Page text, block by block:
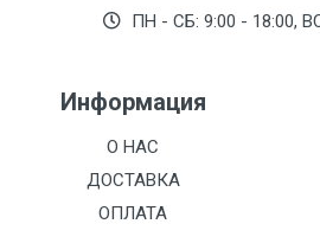
Write A Review
Review Stars
Your Name
ПН - СБ: 9:00 - 18:00,
Информация
О НАС
ДОСТАВКА
ОПЛАТА